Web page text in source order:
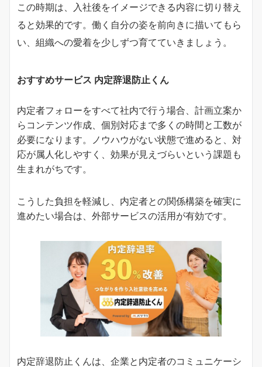
この時期は、入社後をイメージできる内容に切り替え
ると効果的です。働く自分の姿を前向きに描いてもら
い、組織への愛着を少しずつ育てていきましょう。
おすすめサービス 内定辞退防止くん
内定者フォローをすべて社内で行う場合、計画立案か
らコンテンツ作成、個別対応まで多くの時間と工数が
必要になります。ノウハウがない状態で進めると、対
応が属人化しやすく、効果が見えづらいという課題も
生まれがちです。
こうした負担を軽減し、内定者との関係構築を確実に
進めたい場合は、外部サービスの活用が有効です。
内定辞退防止くんは、企業と内定者のコミュニケーシ